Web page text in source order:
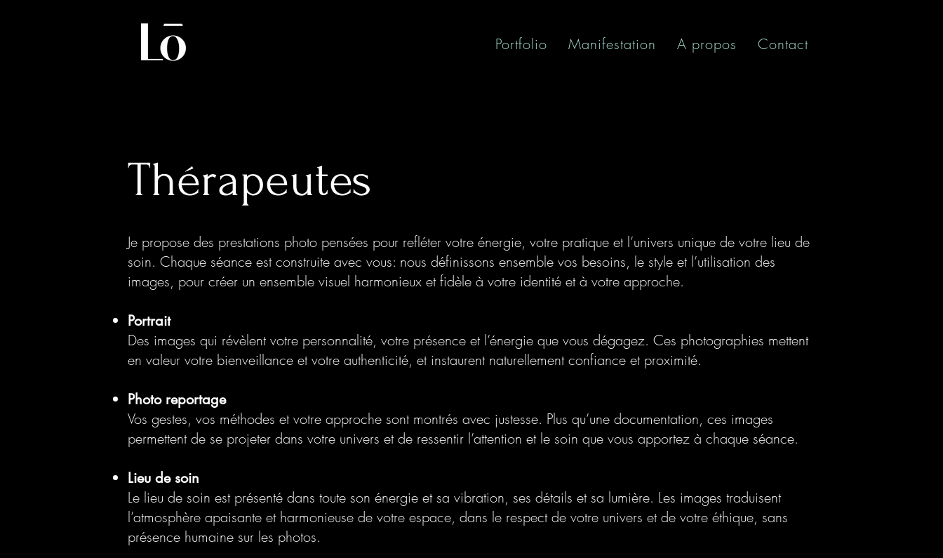
Portfolio Manifestation A propos Contact
Thérapeutes
Je propose des prestations photo pensées pour refléter votre énergie, votre pratique et l’univers unique de votre lieu de
soin. Chaque séance est construite avec vous: nous définissons ensemble vos besoins, le style et l’utilisation des
images, pour créer un ensemble visuel harmonieux et fidèle à votre identité et à votre approche.
Portrait
Des images qui révèlent votre personnalité, votre présence et l’énergie que vous dégagez. Ces photographies mettent
en valeur votre bienveillance et votre authenticité, et instaurent naturellement confiance et proximité.
Photo reportage
Vos gestes, vos méthodes et votre approche sont montrés avec justesse. Plus qu’une documentation, ces images
permettent de se projeter dans votre univers et de ressentir l’attention et le soin que vous apportez à chaque séance.
Lieu de soin
Le lieu de soin est présenté dans toute son énergie et sa vibration, ses détails et sa lumière. Les images traduisent
l’atmosphère apaisante et harmonieuse de votre espace, dans le respect de votre univers et de votre éthique, sans
présence humaine sur les photos.